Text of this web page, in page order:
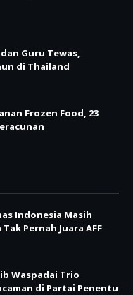
Guru Tewas,
di Thailand
Frozen Food, 23
Indonesia Masih
Pernah Juara AFF
Waspadai Trio
di Partai Penentu